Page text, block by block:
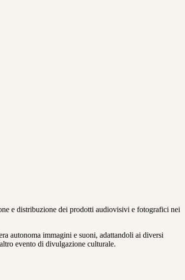
e distribuzione dei prodotti audiovisivi e fotografici nei
autonoma immagini e suoni, adattandoli ai diversi
evento di divulgazione culturale.